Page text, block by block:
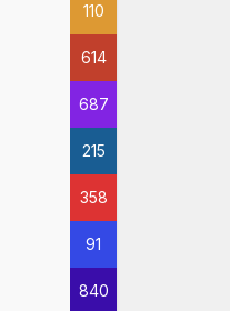
110
614
687
215
358
91
840